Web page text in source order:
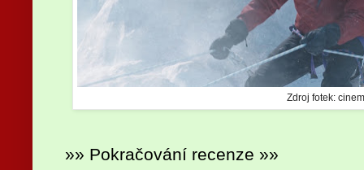
Zdroj fotek:
»» Pokračování recenze »»